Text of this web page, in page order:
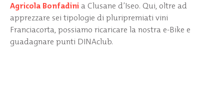
Agricola Bonfadini a Clusane d’Iseo. Qui, oltre ad
apprezzare sei tipologie di pluripremiati vini
Franciacorta, possiamo ricaricare la nostra e-Bike e
guadagnare punti DINAclub.